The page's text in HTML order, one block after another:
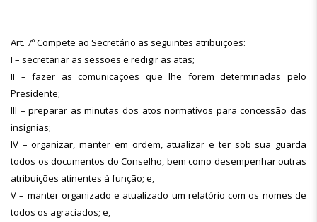
Art. 7º Compete ao Secretário as seguintes atribuições:
I – secretariar as sessões e redigir as atas;
II – fazer as comunicações que lhe forem determinadas pelo
Presidente;
III – preparar as minutas dos atos normativos para concessão das
insígnias;
IV – organizar, manter em ordem, atualizar e ter sob sua guarda
todos os documentos do Conselho, bem como desempenhar outras
atribuições atinentes à função; e,
V – manter organizado e atualizado um relatório com os nomes de
todos os agraciados; e,